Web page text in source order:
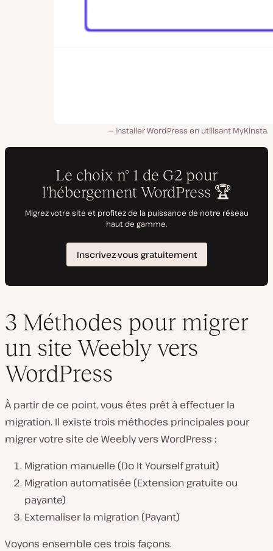
Installer WordPress en utilisant MyKinsta.
3 Méthodes pour migrer
un site Weebly vers
WordPress
À partir de ce point, vous êtes prêt à effectuer la
migration. Il existe trois méthodes principales pour
migrer votre site de Weebly vers WordPress :
Migration manuelle (Do It Yourself gratuit)
Migration automatisée (Extension gratuite ou
payante)
Externaliser la migration (Payant)
Voyons ensemble ces trois façons.